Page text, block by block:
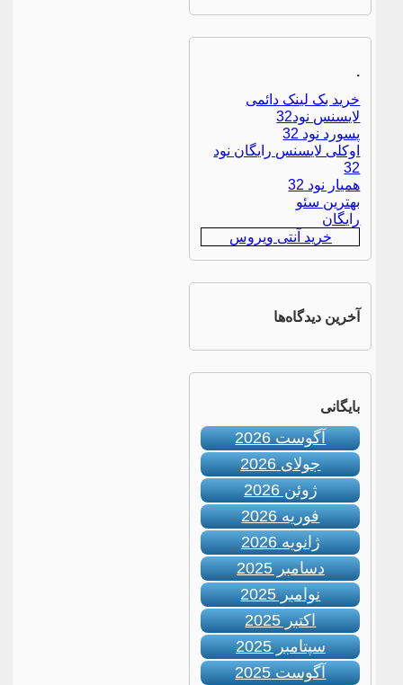
.
خرید بک لینک دائمی
لایسنس نود32
پسورد نود 32
اوکلی لایسنس رایگان نود
32
همیار نود 32
بهترین سئو
رایگان
خرید آنتی ویروس
آخرین دیدگاه‌ها
بایگانی
آگوست 2026
جولای 2026
ژوئن 2026
فوریه 2026
ژانویه 2026
دسامبر 2025
نوامبر 2025
اکتبر 2025
سپتامبر 2025
آگوست 2025